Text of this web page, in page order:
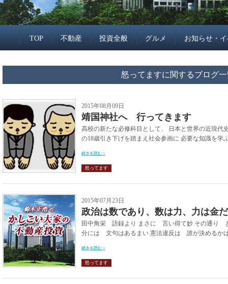
TOP 不動産 投資全般 グルメ お知らせ・
怒ってますに関するブログ
2015年08月09日
靖国神社へ 行ってきます
高校の新たな必修科目として、 日本と世界の近現代
の18歳引き下げを踏まえ社会参画に 必要な知識を学
続きを読む >
怒ってます
2015年07月23日
政治は数であり、数は力、力は金だ
田中角栄 語録より まさに 言い得て妙 その通り
分には 文句はあるまい 憲法違反は 誰が決める
続きを読む >
怒ってます